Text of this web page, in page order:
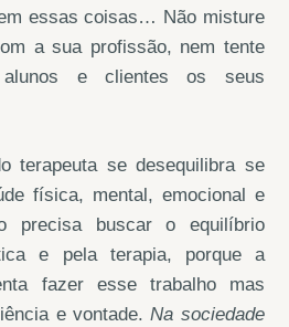
essas coisas… Não misture
a sua profissão, nem tente
e clientes os seus
terapeuta se desequilibra se
física, mental, emocional e
precisa buscar o equilíbrio
e pela terapia, porque a
fazer esse trabalho mas
e vontade.Na sociedade